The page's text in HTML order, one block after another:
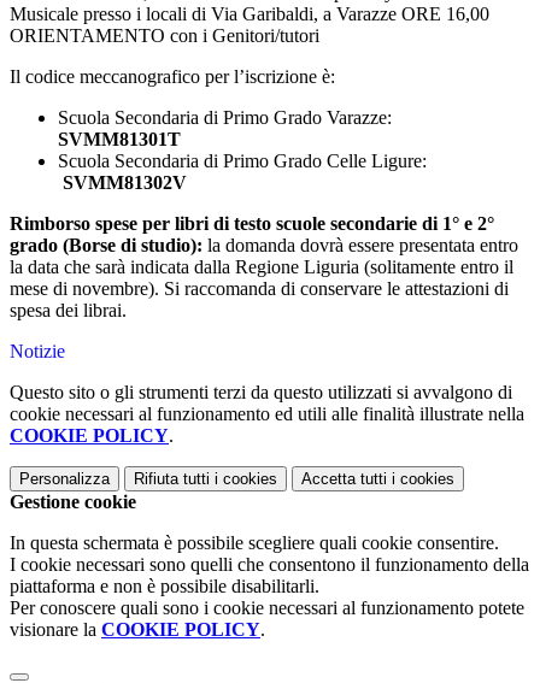
Musicale presso i locali di Via Garibaldi, a Varazze ORE 16,00
ORIENTAMENTO con i Genitori/tutori
Il codice meccanografico per l’iscrizione è:
Scuola Secondaria di Primo Grado Varazze:
SVMM81301T
Scuola Secondaria di Primo Grado Celle Ligure:
SVMM81302V
Rimborso spese per libri di testo scuole secondarie di 1° e 2°
grado (Borse di studio): la domanda dovrà essere presentata entro
la data che sarà indicata dalla Regione Liguria (solitamente entro il
mese di novembre). Si raccomanda di conservare le attestazioni di
spesa dei librai.
Notizie
Questo sito o gli strumenti terzi da questo utilizzati si avvalgono di
cookie necessari al funzionamento ed utili alle finalità illustrate nella
COOKIE POLICY.
Personalizza Rifiuta tutti i cookies Accetta tutti i cookies
Gestione cookie
In questa schermata è possibile scegliere quali cookie consentire.
I cookie necessari sono quelli che consentono il funzionamento della
piattaforma e non è possibile disabilitarli.
Per conoscere quali sono i cookie necessari al funzionamento potete
visionare la COOKIE POLICY.